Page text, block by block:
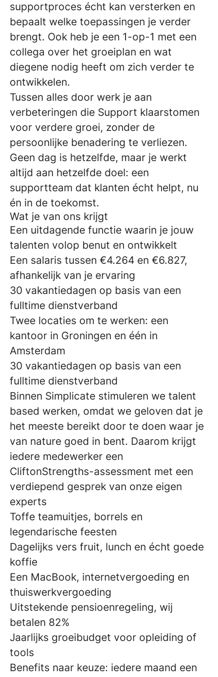
supportproces écht kan versterken en
bepaalt welke toepassingen je verder
brengt. Ook heb je een 1-op-1 met een
collega over het groeiplan en wat
diegene nodig heeft om zich verder te
ontwikkelen.
Tussen alles door werk je aan
verbeteringen die Support klaarstomen
voor verdere groei, zonder de
persoonlijke benadering te verliezen.
Geen dag is hetzelfde, maar je werkt
altijd aan hetzelfde doel: een
supportteam dat klanten écht helpt, nu
én in de toekomst.
Wat je van ons krijgt
Een uitdagende functie waarin je jouw
talenten volop benut en ontwikkelt
Een salaris tussen €4.264 en €6.827,
afhankelijk van je ervaring
30 vakantiedagen op basis van een
fulltime dienstverband
Twee locaties om te werken: een
kantoor in Groningen en één in
Amsterdam
30 vakantiedagen op basis van een
fulltime dienstverband
Binnen Simplicate stimuleren we talent
based werken, omdat we geloven dat je
het meeste bereikt door te doen waar je
van nature goed in bent. Daarom krijgt
iedere medewerker een
CliftonStrengths-assessment met een
verdiepend gesprek van onze eigen
experts
Toffe teamuitjes, borrels en
legendarische feesten
Dagelijks vers fruit, lunch en écht goede
koffie
Een MacBook, internetvergoeding en
thuiswerkvergoeding
Uitstekende pensioenregeling, wij
betalen 82%
Jaarlijks groeibudget voor opleiding of
tools
Benefits naar keuze: iedere maand een